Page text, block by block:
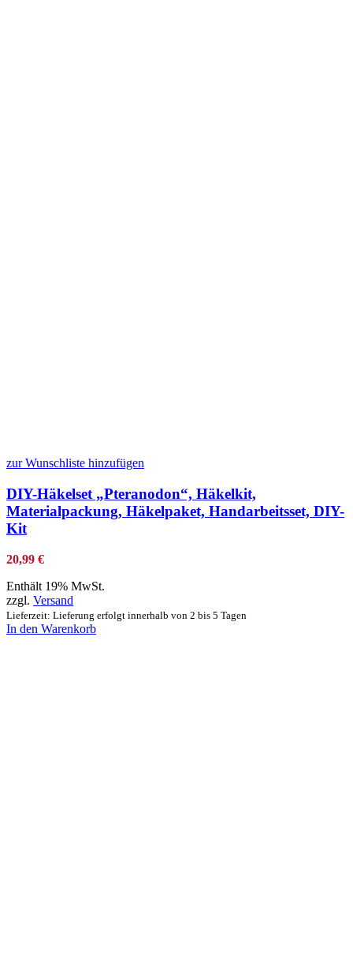
zur Wunschliste hinzufügen
DIY-Häkelset „Pteranodon“, Häkelkit,
Materialpackung, Häkelpaket, Handarbeitsset, DIY-
Kit
20,99 €
Enthält 19% MwSt.
zzgl. Versand
Lieferzeit: Lieferung erfolgt innerhalb von 2 bis 5 Tagen
In den Warenkorb